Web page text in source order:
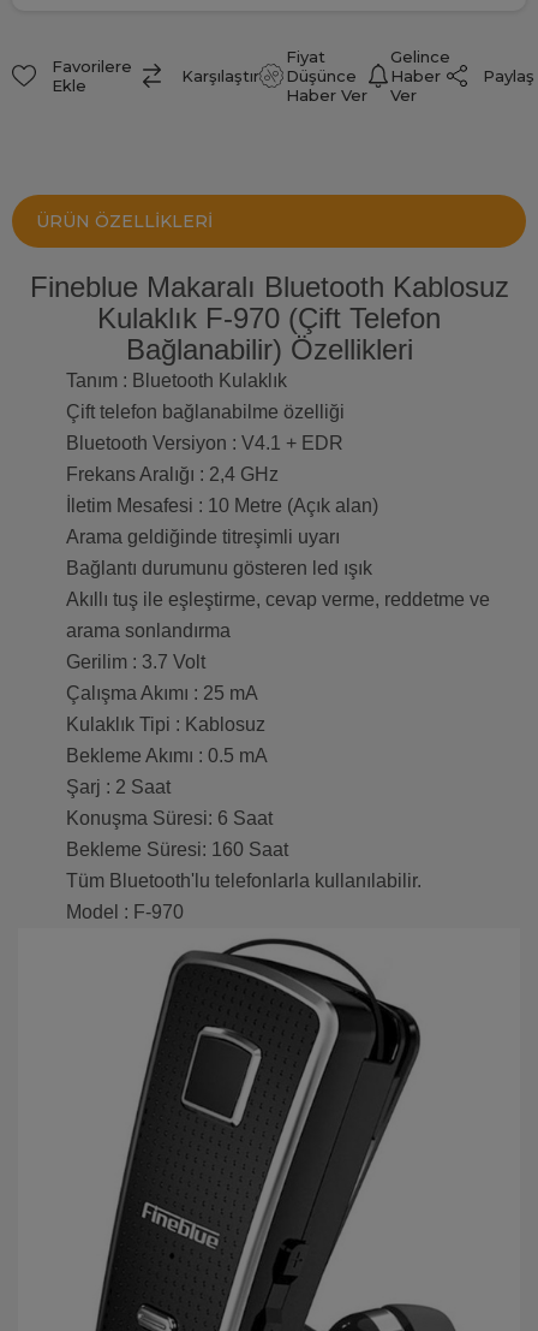
Favorilere
Ekle
Karşılaştır
Fiyat
Düşünce
Haber Ver
Gelince
Haber
Ver
Paylaş
ÜRÜN ÖZELLIKLERI
Fineblue Makaralı Bluetooth Kablosuz
Kulaklık F-970 (Çift Telefon
Bağlanabilir) Özellikleri
Tanım : Bluetooth Kulaklık
Çift telefon bağlanabilme özelliği
Bluetooth Versiyon : V4.1 + EDR
Frekans Aralığı : 2,4 GHz
İletim Mesafesi : 10 Metre (Açık alan)
Arama geldiğinde titreşimli uyarı
Bağlantı durumunu gösteren led ışık
Akıllı tuş ile eşleştirme, cevap verme, reddetme ve
arama sonlandırma
Gerilim : 3.7 Volt
Çalışma Akımı : 25 mA
Kulaklık Tipi : Kablosuz
Bekleme Akımı : 0.5 mA
Şarj : 2 Saat
Konuşma Süresi: 6 Saat
Bekleme Süresi: 160 Saat
Tüm Bluetooth'lu telefonlarla kullanılabilir.
Model : F-970